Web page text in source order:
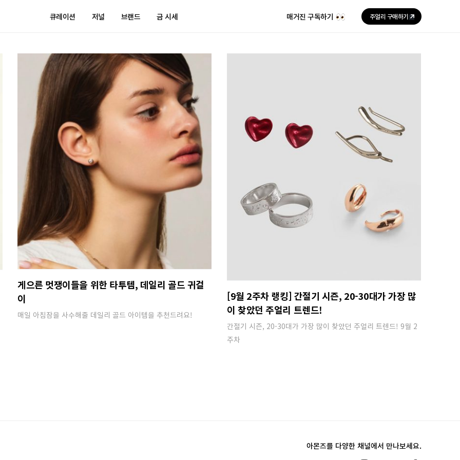
큐레이션
저널 브랜드 금 시세 매거진 구독하기 주얼리 구매하기
게으른 멋쟁이들을 위한 타투템, 데일리 골드 귀걸
이
매일 아침잠을 사수해줄 데일리 골드 아이템을 추천드려요!
[9월 2주차 랭킹] 간절기 시즌, 20-30대가 가장 많
이 찾았던 주얼리 트렌드!
간절기 시즌, 20-30대가 가장 많이 찾았던 주얼리 트렌드! 9월 2
주차
아몬즈를 다양한 채널에서 만나보세요.